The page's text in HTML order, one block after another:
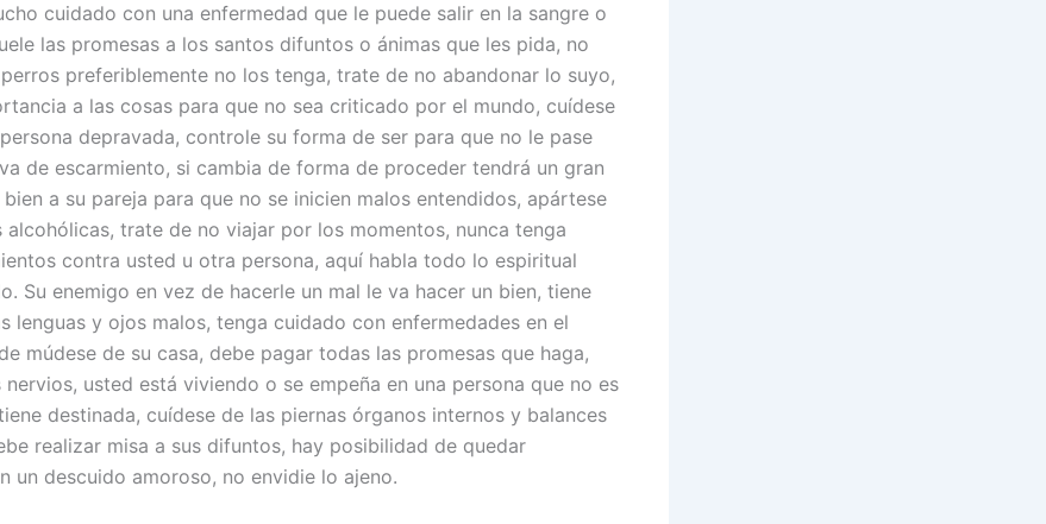
cuidado con una enfermedad que le puede salir en la sangre o
las promesas a los santos difuntos o ánimas que les pida, no
preferiblemente no los tenga, trate de no abandonar lo suyo,
a las cosas para que no sea criticado por el mundo, cuídese
depravada, controle su forma de ser para que no le pase
de escarmiento, si cambia de forma de proceder tendrá un gran
a su pareja para que no se inicien malos entendidos, apártese
alcohólicas, trate de no viajar por los momentos, nunca tenga
contra usted u otra persona, aquí habla todo lo espiritual
Su enemigo en vez de hacerle un mal le va hacer un bien, tiene
lenguas y ojos malos, tenga cuidado con enfermedades en el
múdese de su casa, debe pagar todas las promesas que haga,
nervios, usted está viviendo o se empeña en una persona que no es
destinada, cuídese de las piernas órganos internos y balances
realizar misa a sus difuntos, hay posibilidad de quedar
un descuido amoroso, no envidie lo ajeno.